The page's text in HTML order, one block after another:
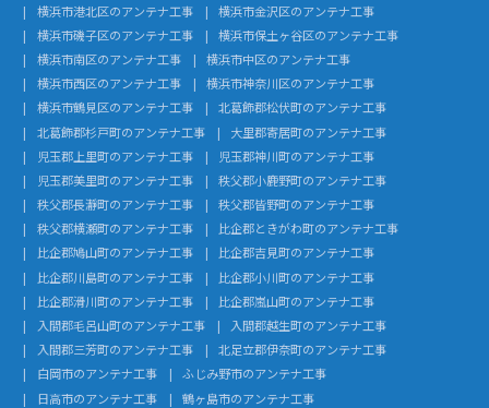
横浜市港北区のアンテナ工事
横浜市金沢区のアンテナ工事
横浜市磯子区のアンテナ工事
横浜市保土ヶ谷区のアンテナ工事
横浜市南区のアンテナ工事
横浜市中区のアンテナ工事
横浜市西区のアンテナ工事
横浜市神奈川区のアンテナ工事
横浜市鶴見区のアンテナ工事
北葛飾郡松伏町のアンテナ工事
北葛飾郡杉戸町のアンテナ工事
大里郡寄居町のアンテナ工事
児玉郡上里町のアンテナ工事
児玉郡神川町のアンテナ工事
児玉郡美里町のアンテナ工事
秩父郡小鹿野町のアンテナ工事
秩父郡長瀞町のアンテナ工事
秩父郡皆野町のアンテナ工事
秩父郡横瀬町のアンテナ工事
比企郡ときがわ町のアンテナ工事
比企郡鳩山町のアンテナ工事
比企郡吉見町のアンテナ工事
比企郡川島町のアンテナ工事
比企郡小川町のアンテナ工事
比企郡滑川町のアンテナ工事
比企郡嵐山町のアンテナ工事
入間郡毛呂山町のアンテナ工事
入間郡越生町のアンテナ工事
入間郡三芳町のアンテナ工事
北足立郡伊奈町のアンテナ工事
白岡市のアンテナ工事
ふじみ野市のアンテナ工事
日高市のアンテナ工事
鶴ヶ島市のアンテナ工事